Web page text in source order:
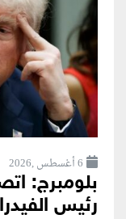
6 أغسطس ,2026
بلومبرج:
رئيس